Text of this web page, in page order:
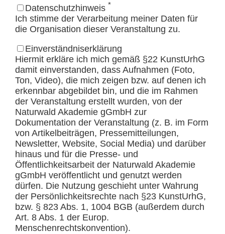
Datenschutzhinweis *
Ich stimme der Verarbeitung meiner Daten für
die Organisation dieser Veranstaltung zu.
Einverständniserklärung
Hiermit erkläre ich mich gemäß §22 KunstUrhG
damit einverstanden, dass Aufnahmen (Foto,
Ton, Video), die mich zeigen bzw. auf denen ich
erkennbar abgebildet bin, und die im Rahmen
der Veranstaltung erstellt wurden, von der
Naturwald Akademie gGmbH zur
Dokumentation der Veranstaltung (z. B. im Form
von Artikelbeiträgen, Pressemitteilungen,
Newsletter, Website, Social Media) und darüber
hinaus und für die Presse- und
Öffentlichkeitsarbeit der Naturwald Akademie
gGmbH veröffentlicht und genutzt werden
dürfen. Die Nutzung geschieht unter Wahrung
der Persönlichkeitsrechte nach §23 KunstUrhG,
bzw. § 823 Abs. 1, 1004 BGB (außerdem durch
Art. 8 Abs. 1 der Europ.
Menschenrechtskonvention).